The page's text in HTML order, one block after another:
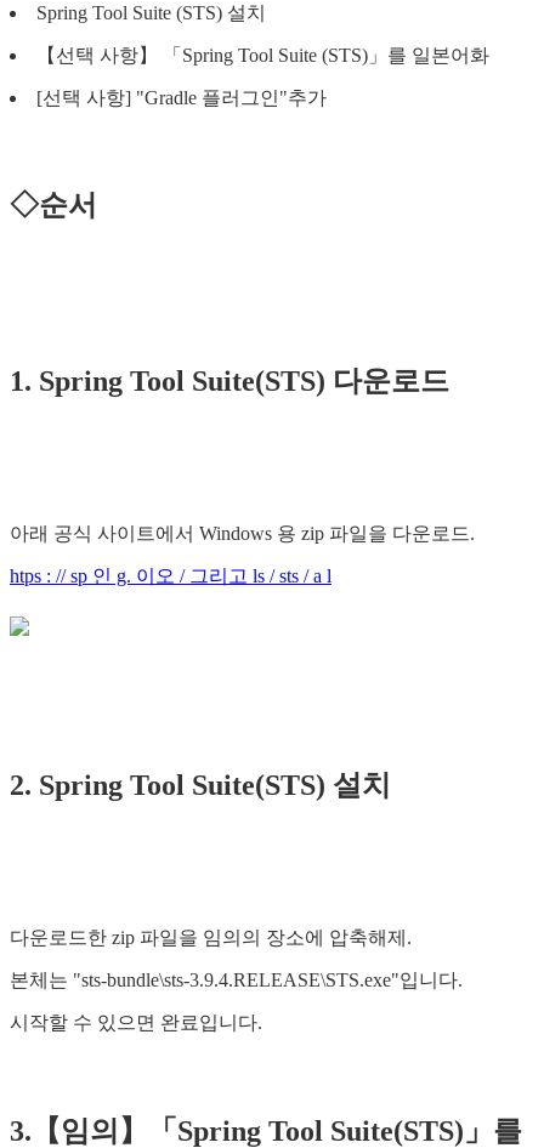
Spring Tool Suite (STS) 설치
【선택 사항】 「Spring Tool Suite (STS)」를 일본어화
[선택 사항] "Gradle 플러그인"추가
◇순서
1. Spring Tool Suite(STS) 다운로드
아래 공식 사이트에서 Windows 용 zip 파일을 다운로드.
htps : // sp 인 g. 이오 / 그리고 ls / sts / a l
2. Spring Tool Suite(STS) 설치
다운로드한 zip 파일을 임의의 장소에 압축해제.
본체는 "sts-bundle\sts-3.9.4.RELEASE\STS.exe"입니다.
시작할 수 있으면 완료입니다.
3.【임의】「Spring Tool Suite(STS)」를